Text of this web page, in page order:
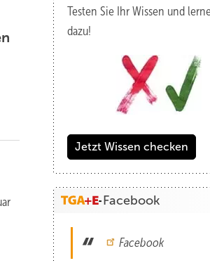
Testen Sie Ihr Wissen und
dazu!
Jetzt Wissen checken
Facebook
Facebook